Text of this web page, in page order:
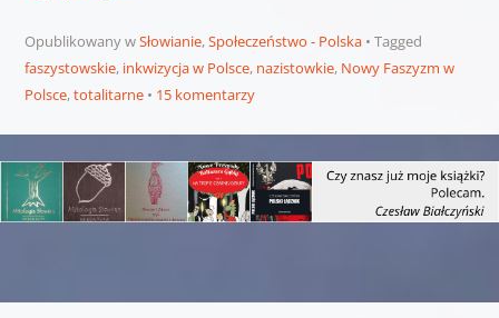
Opublikowany wSłowianie,Społeczeństwo - Polska
Tagged
faszystowskie, inkwizycja w Polsce, nazistowkie, Nowy Faszyzm w
Polsce,totalitarne 15 komentarzy